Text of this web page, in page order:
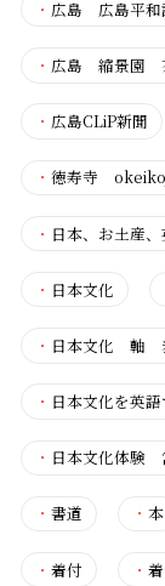
・ 広島 広島平
・ 広島 縮景園
・ 広島CLiP新聞
・ 徳寿寺
・ 日本、お土産
・ 日本文化
・ 日本文化 軸
・ 日本文化を英
・ 日本文化体験
・ 書道 ・本
・ 着付 ・